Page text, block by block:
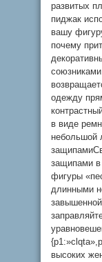
развитых
пиджак
вашу
почему
одежду
в виде
небольшой
защипами в
фигуры
длинными
высоких